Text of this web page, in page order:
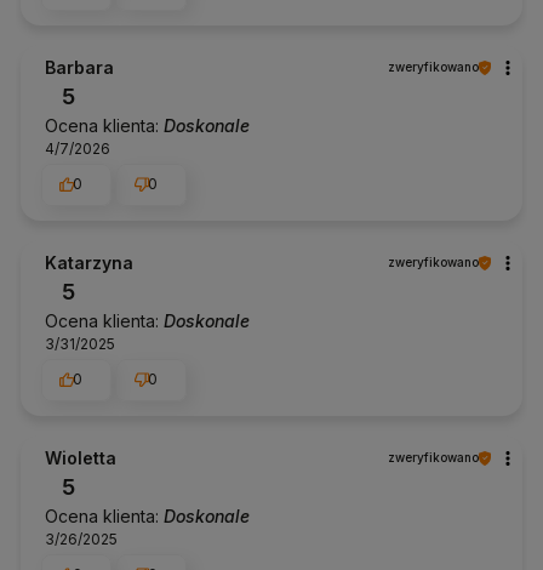
Barbara zweryfikowano
5
Ocena klienta: Doskonale
4/7/2026
0
0
Katarzyna zweryfikowano
5
Ocena klienta: Doskonale
3/31/2025
0
0
Wioletta zweryfikowano
5
Ocena klienta: Doskonale
3/26/2025